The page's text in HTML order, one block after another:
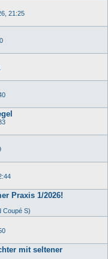
21:25
Praxis 1/2026!
Coupé S)
mit seltener